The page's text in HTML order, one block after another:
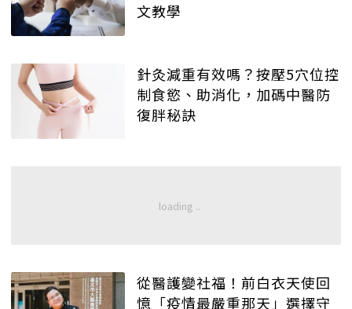
文教學
針灸減重有效嗎？按壓5穴位控
制食慾、助消化，加碼中醫防
復胖秘訣
從醫護變社福！前白衣天使回
憶「疫情最嚴重那天」選擇守